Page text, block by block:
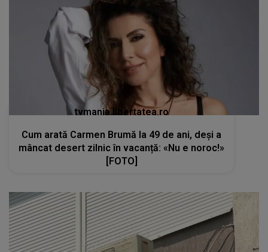
tvmania.libertatea.ro
Cum arată Carmen Brumă la 49 de ani, deși a
mâncat desert zilnic în vacanță: «Nu e noroc!»
[FOTO]